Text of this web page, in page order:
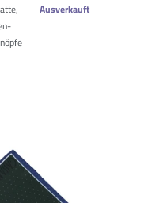
Ausverkauft